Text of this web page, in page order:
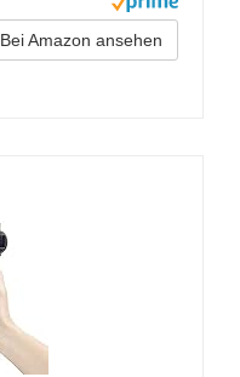
Bei Amazon ansehen